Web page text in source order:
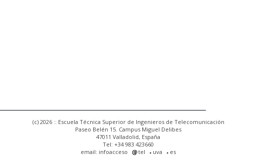
(c) 2026 :: Escuela Técnica Superior de Ingenieros de Telecomunicación
Paseo Belén 15. Campus Miguel Delibes
47011 Valladolid, España
Tel: +34 983 423660
email: infoacceso
tel uva es